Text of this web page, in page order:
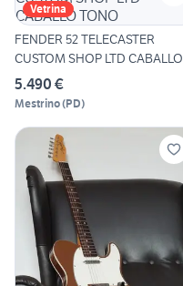
Vetrina
FENDER 52 TELECASTER
CUSTOM SHOP LTD CABALLO
TONO
5.490 €
Mestrino(PD)